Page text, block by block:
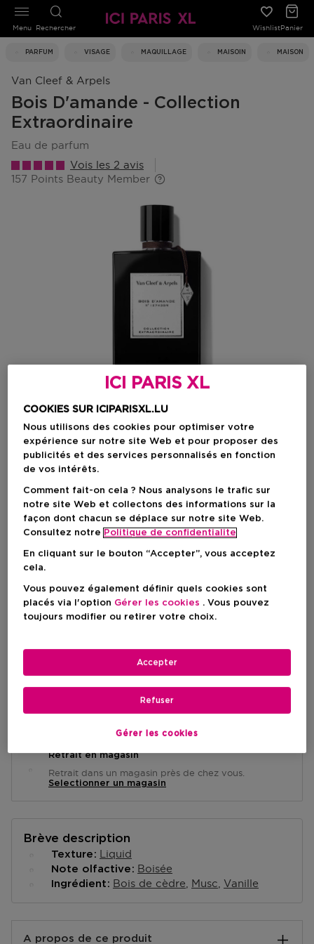
Rechercher WishlistPanier
PARFUM VISAGE MAQUILLAGE MAISOIN MAISON
Menu
Van Cleef & Arpels
Bois D'amande - Collection
Extraordinaire
eau de parfum
Vois les 2 avis
157 Points Beauty Member
Choisissez votre format
75 ML En stock
75 ML
Prix du produit
157,90 €
Prix du produit
157,90 €
AJOUTER AU PANIER
Livraison à domicile
Retrait en magasin
Retrait dans un magasin près de chez vous.
Selectionner un magasin
Brève description
Texture Liquid
Note olfactive Boisée
Ingrédient Bois de cèdre Musc Vanille
A propos de ce produit
ICI PARIS XL
COOKIES SUR ICIPARISXL.LU
Nous utilisons des cookies pour optimiser votre
expérience sur notre site Web et pour proposer des
publicités et des services personnalisés en fonction
de vos intérêts.
Comment fait-on cela ? Nous analysons le trafic sur
notre site Web et collectons des informations sur la
façon dont chacun se déplace sur notre site Web.
Consultez notre Politique de confidentialite
En cliquant sur le bouton “Accepter”, vous acceptez
cela.
Vous pouvez également définir quels cookies sont
placés via l'option Gérer les cookies . Vous pouvez
toujours modifier ou retirer votre choix.
Gérer les cookies
Refuser
Accepter